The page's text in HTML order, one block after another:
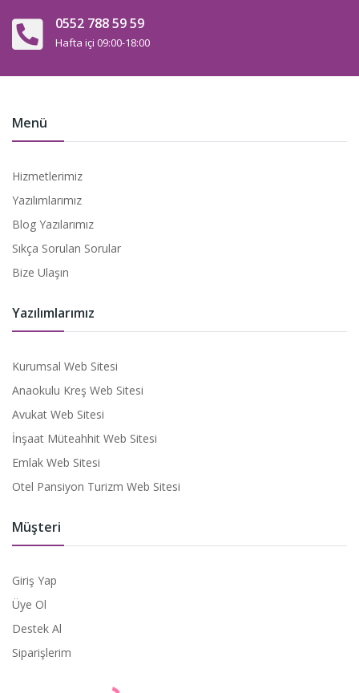
0552 788 59 59
Hafta içi 09:00-18:00
Menü
Hizmetlerimiz
Yazılımlarımız
Blog Yazılarımız
Sıkça Sorulan Sorular
Bize Ulaşın
Yazılımlarımız
Kurumsal Web Sitesi
Anaokulu Kreş Web Sitesi
Avukat Web Sitesi
İnşaat Müteahhit Web Sitesi
Emlak Web Sitesi
Otel Pansiyon Turizm Web Sitesi
Müşteri
Giriş Yap
Üye Ol
Destek Al
Siparişlerim